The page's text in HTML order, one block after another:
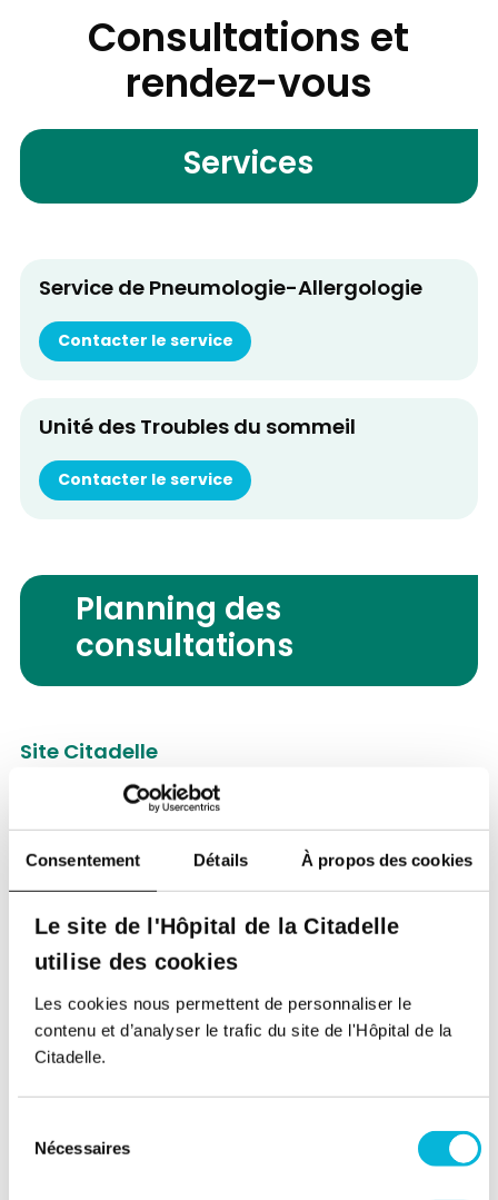
Consentement Détails À propos des cookies
Le site de l'Hôpital de la Citadelle
utilise des cookies
Les cookies nous permettent de personnaliser le
contenu et d’analyser le trafic du site de l'Hôpital de la
Citadelle.
Nécessaires
Consultations et
rendez-vous
Services
Service de Pneumologie-Allergologie
Contacter le service
Unité des Troubles du sommeil
Contacter le service
Planning des
consultations
Site Citadelle
Boulevard du 12e de Ligne 1,
Matin
Après-midi
Matin